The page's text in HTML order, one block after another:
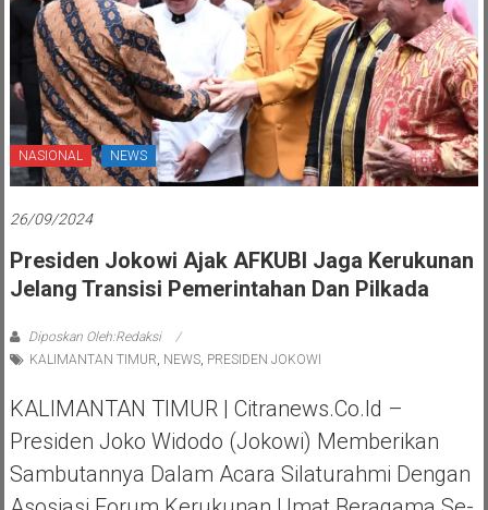
NASIONAL NEWS
26/09/2024
Presiden Jokowi Ajak AFKUBI Jaga Kerukunan
Jelang Transisi Pemerintahan Dan Pilkada
Diposkan Oleh:Redaksi
KALIMANTAN TIMUR, NEWS, PRESIDEN JOKOWI
KALIMANTAN TIMUR | Citranews.co.id –
Presiden Joko Widodo (Jokowi) Memberikan
Sambutannya Dalam Acara Silaturahmi Dengan